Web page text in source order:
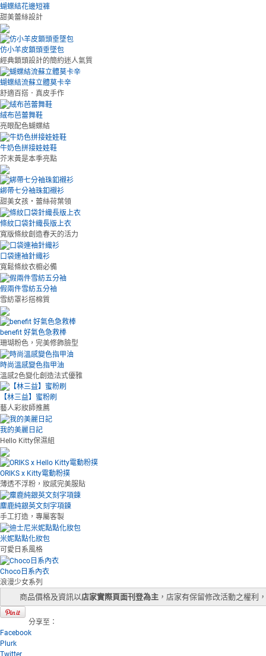
蝴蝶結花邊短褲
甜美蕾絲設計
仿小羊皮鎖頭垂墜包
經典鎖頭設計的簡約迷人氣質
蝴蝶結流蘇立體莫卡辛
舒適百搭．真皮手作
絨布芭蕾舞鞋
亮眼配色蝴蝶結
牛奶色拼接娃娃鞋
芥末黃是本季亮點
綁帶七分袖珠釦襯衫
甜美女孩‧蕾絲荷葉領
條紋口袋針織長版上衣
寬版條紋創造春天的活力
口袋連袖針織衫
寬鬆條紋衣櫥必備
假兩件雪紡五分袖
雪紡罩衫搭棉質
benefit 好氣色急救棒
珊瑚粉色，完美修飾臉型
時尚溫感變色指甲油
溫感2色變化創造法式優雅
【林三益】蜜粉刷
藝人彩妝師推薦
我的美麗日記
Hello Kitty保濕組
ORIKS x Kitty電動粉撲
薄透不浮粉，妝感完美服貼
麋鹿純銀英文刻字項鍊
手工打造，專屬客製
米妮點點化妝包
可愛日系風格
Choco日系內衣
浪漫少女系列
商品價格及資訊以 店家實際頁面刊登為主 ，店家有保留修改活動之權利
分享至：
Facebook
Plurk
Twitter